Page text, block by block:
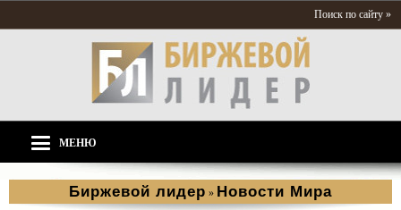
Поиск по сайту »
МЕНЮ
Биржевой лидер » Новости Мира